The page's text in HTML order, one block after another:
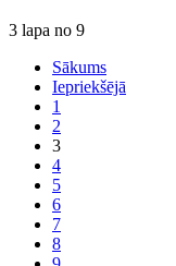
3 lapa no 9
Sākums
Iepriekšējā
1
2
3
4
5
6
7
8